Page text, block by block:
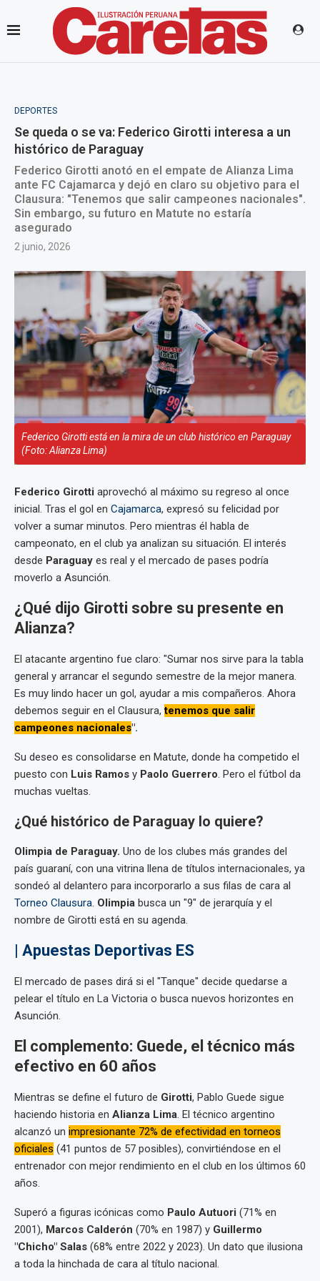
DEPORTES
Se queda o se va: Federico Girotti interesa a un
histórico de Paraguay
Federico Girotti anotó en el empate de Alianza Lima
ante FC Cajamarca y dejó en claro su objetivo para el
Clausura: "Tenemos que salir campeones nacionales".
Sin embargo, su futuro en Matute no estaría
asegurado
2 junio, 2026
Federico Girotti está en la mira de un club histórico en Paraguay
(Foto: Alianza Lima)
Federico Girotti aprovechó al máximo su regreso al once
inicial. Tras el gol en Cajamarca, expresó su felicidad por
volver a sumar minutos. Pero mientras él habla de
campeonato, en el club ya analizan su situación. El interés
desde Paraguay es real y el mercado de pases podría
moverlo a Asunción.
¿Qué dijo Girotti sobre su presente en
Alianza?
El atacante argentino fue claro: "Sumar nos sirve para la tabla
general y arrancar el segundo semestre de la mejor manera.
Es muy lindo hacer un gol, ayudar a mis compañeros. Ahora
debemos seguir en el Clausura,tenemos que salir
campeones nacionales".
Su deseo es consolidarse en Matute, donde ha competido el
puesto con Luis Ramos y Paolo Guerrero. Pero el fútbol da
muchas vueltas.
¿Qué histórico de Paraguay lo quiere?
Olimpia de Paraguay. Uno de los clubes más grandes del
país guaraní, con una vitrina llena de títulos internacionales, ya
sondeó al delantero para incorporarlo a sus filas de cara al
Torneo Clausura. Olimpia busca un "9" de jerarquía y el
nombre de Girotti está en su agenda.
| Apuestas Deportivas ES
El mercado de pases dirá si el "Tanque" decide quedarse a
pelear el título en La Victoria o busca nuevos horizontes en
Asunción.
El complemento: Guede, el técnico más
efectivo en 60 años
Mientras se define el futuro de Girotti, Pablo Guede sigue
haciendo historia en Alianza Lima. El técnico argentino
alcanzó un impresionante 72% de efectividad en torneos
oficiales (41 puntos de 57 posibles), convirtiéndose en el
entrenador con mejor rendimiento en el club en los últimos 60
años.
Superó a figuras icónicas como Paulo Autuori (71% en
2001), Marcos Calderón (70% en 1987) y Guillermo
"Chicho" Salas (68% entre 2022 y 2023). Un dato que ilusiona
a toda la hinchada de cara al título nacional.